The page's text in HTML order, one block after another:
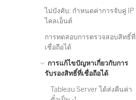
ไม่บังคับ: กำหนดค่าการจับคู่ IP
ไคลเอ็นต์
การทดสอบการตรวจสอบสิทธิ์ที่
เชื่อถือได้
การแก้ไขปัญหาเกี่ยวกับการ
รับรองสิทธิ์ที่เชื่อถือได้
Tableau Server ได้ส่งคืนค่า